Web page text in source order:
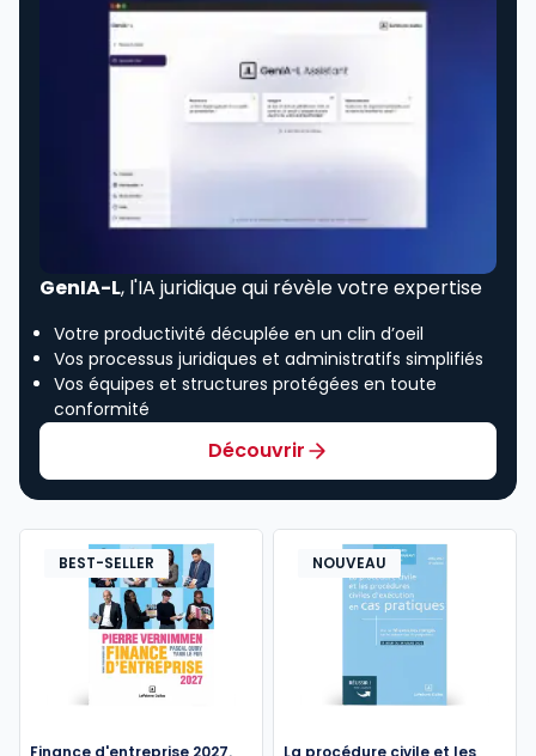
GenIA-L, l'IA juridique qui révèle votre expertise
Votre productivité décuplée en un clin d’oeil
Vos processus juridiques et administratifs simplifiés
Vos équipes et structures protégées en toute
conformité
Découvrir
BEST-SELLER
Finance d'entreprise 2027.
NOUVEAU
La procédure civile et les